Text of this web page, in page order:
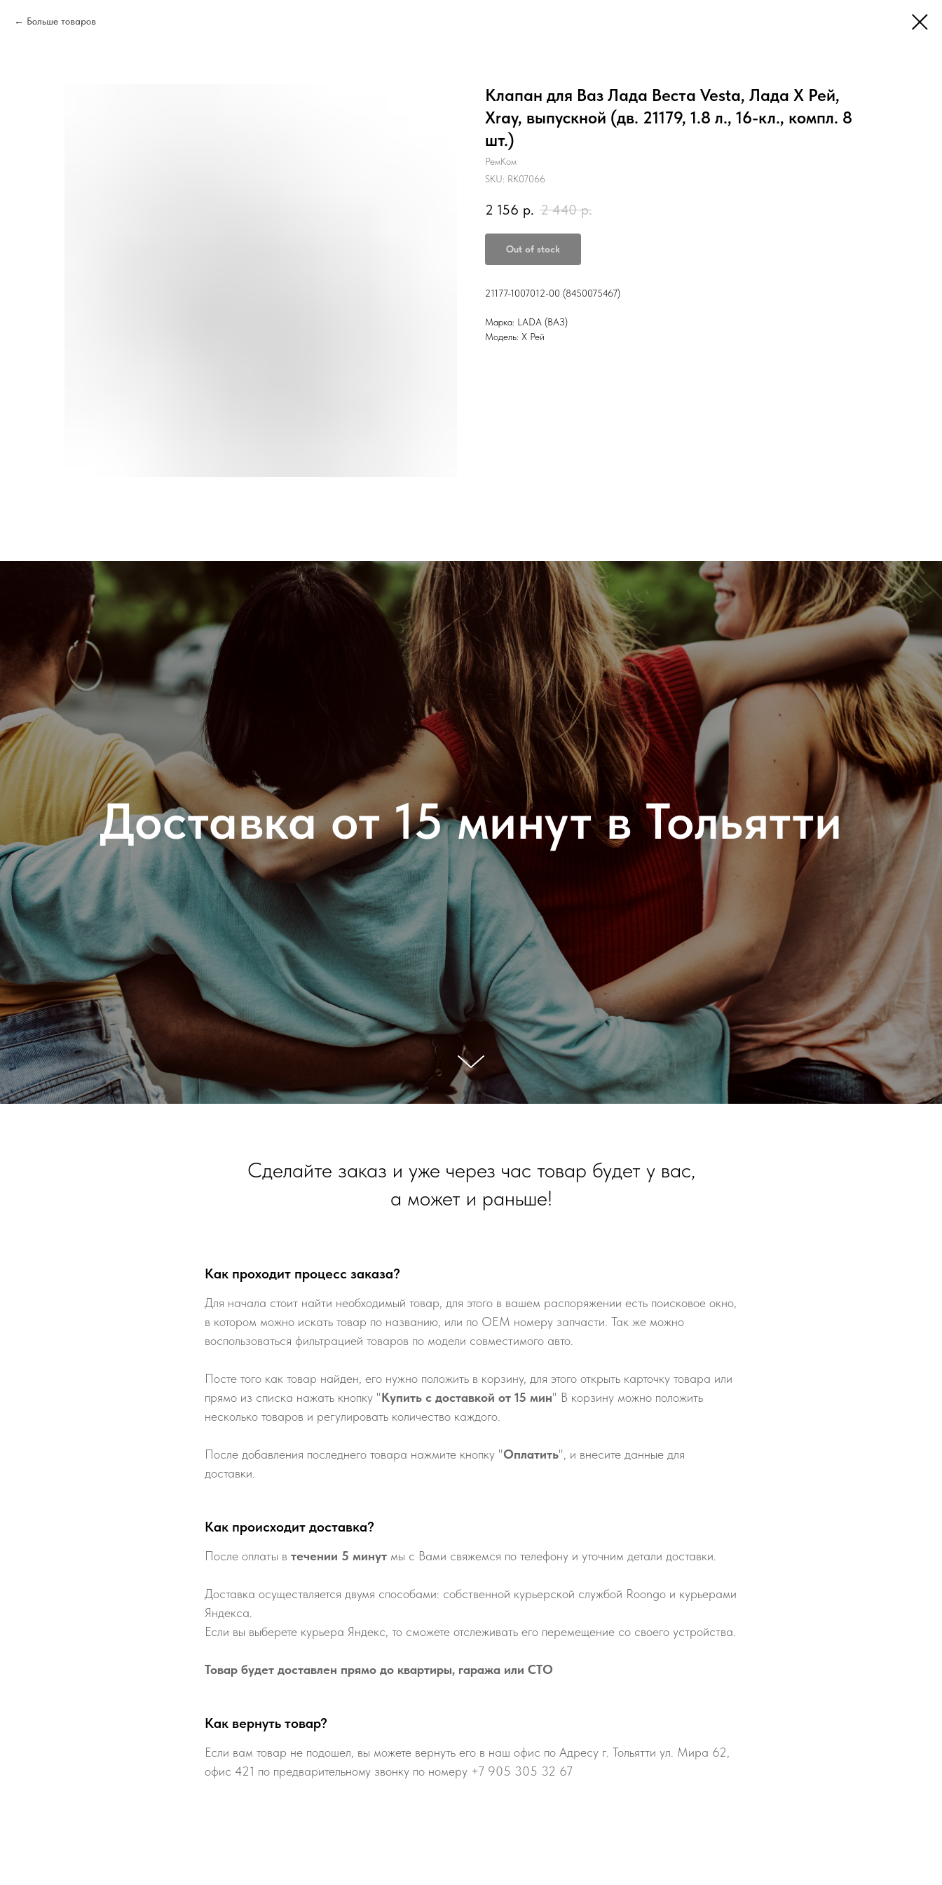
Больше товаров
Клапан для Ваз Лада Веста Vesta, Лада Х Рей,
Xray, выпускной (дв. 21179, 1.8 л., 16-кл., компл. 8
шт.)
РемКом
SKU: RK07066
2 156 р. 2 440 р.
Out of stock
21177-1007012-00 (8450075467)
Марка: LADA (ВАЗ)
Модель: Х Рей
Доставка от 15 минут в Тольятти
Сделайте заказ и уже через час товар будет у вас,
а может и раньше!
Как проходит процесс заказа?
Для начала стоит найти необходимый товар, для этого в вашем распоряжении есть поисковое окно,
в котором можно искать товар по названию, или по ОЕМ номеру запчасти. Так же можно
воспользоваться фильтрацией товаров по модели совместимого авто.
Посте того как товар найден, его нужно положить в корзину, для этого открыть карточку товара или
прямо из списка нажать кнопку "Купить с доставкой от 15 мин" В корзину можно положить
несколько товаров и регулировать количество каждого.
После добавления последнего товара нажмите кнопку "Оплатить", и внесите данные для
доставки.
Как происходит доставка?
После оплаты в течении 5 минут мы с Вами свяжемся по телефону и уточним детали доставки.
Доставка осуществляется двумя способами: собственной курьерской службой Roongo и курьерами
Яндекса.
Если вы выберете курьера Яндекс, то сможете отслеживать его перемещение со своего устройства.
Товар будет доставлен прямо до квартиры, гаража или СТО
Как вернуть товар?
Если вам товар не подошел, вы можете вернуть его в наш офис по Адресу г. Тольятти ул. Мира 62,
офис 421 по предварительному звонку по номеру +7 905 305 32 67